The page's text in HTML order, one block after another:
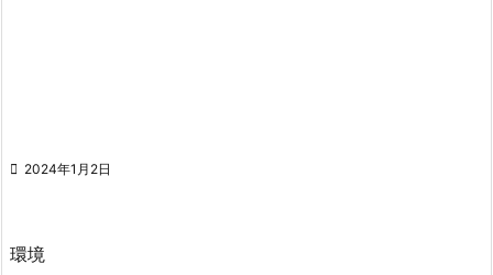
 2024年1月2日
環境